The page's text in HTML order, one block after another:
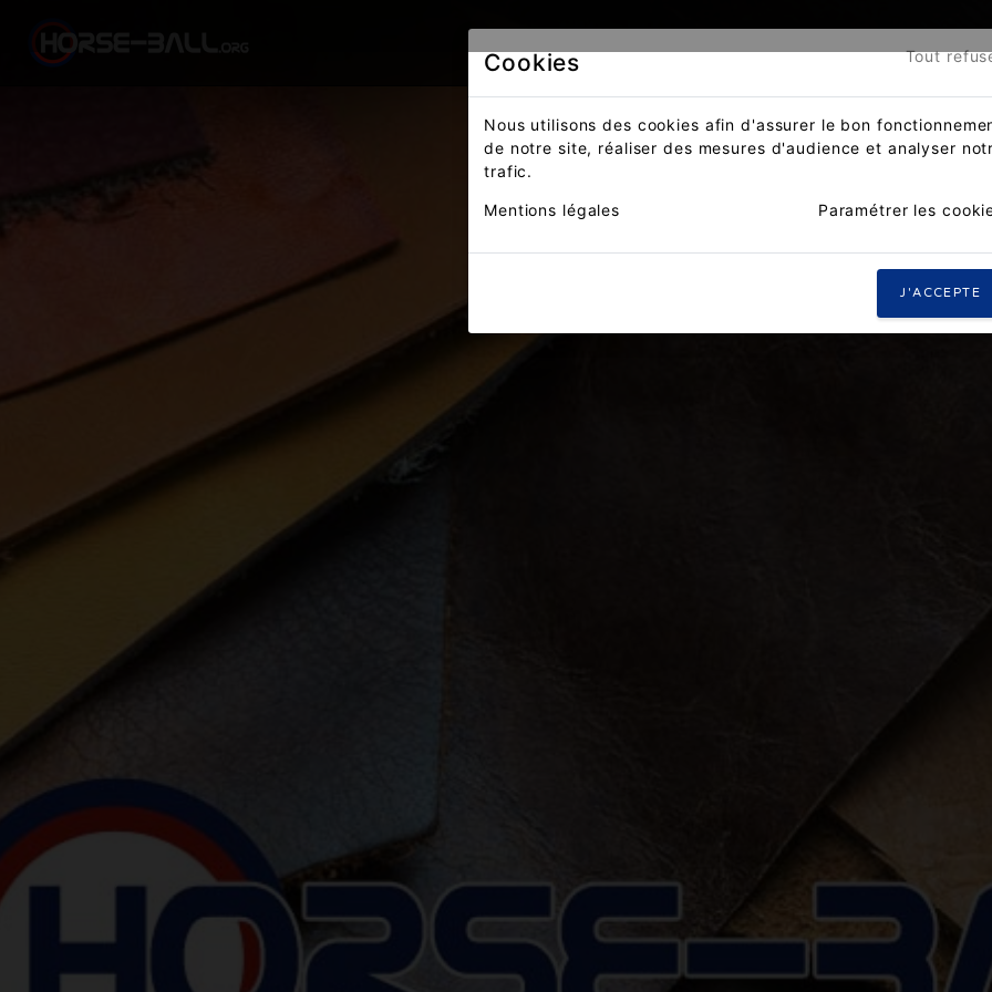
Previous
Cookies Tout
Nous utilisons des cookies afin d'assurer le bon
de notre site, réaliser des mesures d'audience et analyser
trafic.
Mentions légales Paramétrer les
J'ACCEPTE